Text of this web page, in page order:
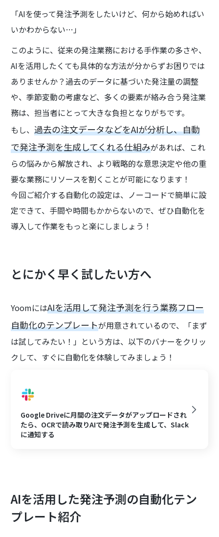
「AIを使って発注予測をしたいけど、何から始めればい
いかわからない…」
このように、従来の発注業務における手作業の多さや、
AIを活用したくても具体的な方法が分からずお困りでは
ありませんか？過去のデータに基づいた発注量の調整
や、季節変動の考慮など、多くの要素が絡み合う発注業
務は、担当者にとって大きな負担となりがちです。
もし、過去の注文データなどをAIが分析し、自動
で発注予測を生成してくれる仕組みがあれば、これ
らの悩みから解放され、より戦略的な意思決定や他の重
要な業務にリソースを割くことが可能になります！
今回ご紹介する自動化の設定は、ノーコードで簡単に設
定できて、手間や時間もかからないので、ぜひ自動化を
導入して作業をもっと楽にしましょう！
とにかく早く試したい方へ
YoomにはAIを活用して発注予測を行う業務フロー
自動化のテンプレートが用意されているので、「まず
は試してみたい！」という方は、以下のバナーをクリッ
クして、すぐに自動化を体験してみましょう！
Google Driveに月間の注文データがアップロードされ
たら、OCRで読み取りAIで発注予測を生成して、Slack
に通知する
AIを活用した発注予測の自動化テン
プレート紹介